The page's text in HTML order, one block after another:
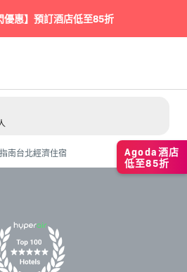
優惠】預訂酒店低至85折
南台北經濟住宿
Agoda酒店
低至85折